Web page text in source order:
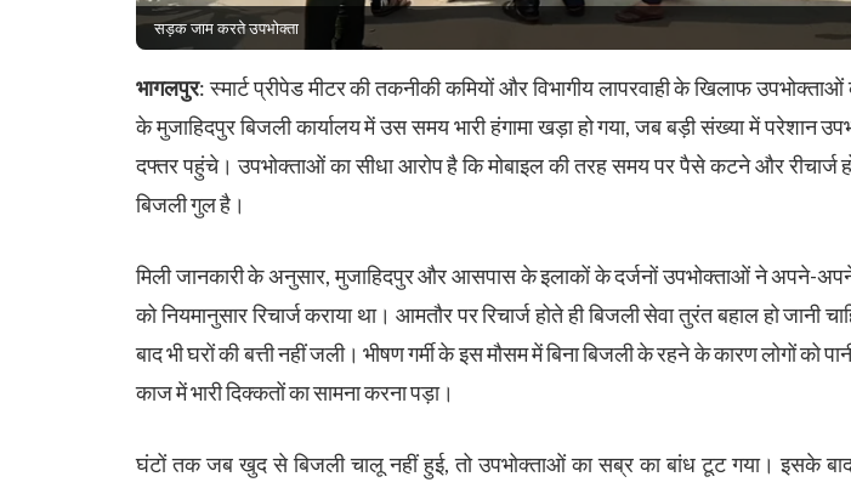
सड़क जाम करते उपभोक्ता
भागलपुर: स्मार्ट प्रीपेड मीटर की तकनीकी कमियों और विभागीय लापरवाही के खिलाफ
के मुजाहिदपुर बिजली कार्यालय में उस समय भारी हंगामा खड़ा हो गया, जब बड़ी संख्या में परेशान
दफ्तर पहुंचे। उपभोक्ताओं का सीधा आरोप है कि मोबाइल की तरह समय पर पैसे कटने और रीचार्ज
बिजली गुल है।
मिली जानकारी के अनुसार, मुजाहिदपुर और आसपास के इलाकों के दर्जनों उपभोक्ताओं ने अपने-अपने
को नियमानुसार रिचार्ज कराया था। आमतौर पर रिचार्ज होते ही बिजली सेवा तुरंत बहाल हो जानी
बाद भी घरों की बत्ती नहीं जली। भीषण गर्मी के इस मौसम में बिना बिजली के रहने के कारण लोगों को
काज में भारी दिक्कतों का सामना करना पड़ा।
घंटों तक जब खुद से बिजली चालू नहीं हुई, तो उपभोक्ताओं का सब्र का बांध टूट गया। इसके बाद